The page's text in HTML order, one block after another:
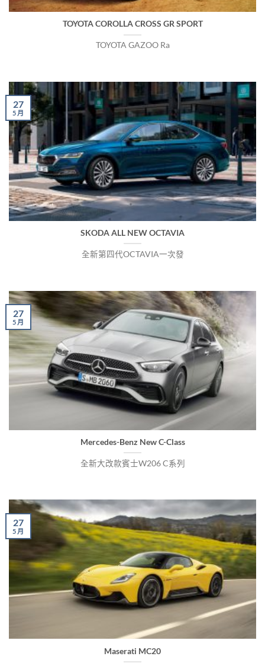
TOYOTA COROLLA CROSS GR SPORT
TOYOTA GAZOO Ra
SKODA ALL NEW OCTAVIA
全新第四代OCTAVIA一次發
27
5 月
Mercedes-Benz New C-Class
全新大改款賓士W206 C系列
27
5 月
Maserati MC20
27
5 月